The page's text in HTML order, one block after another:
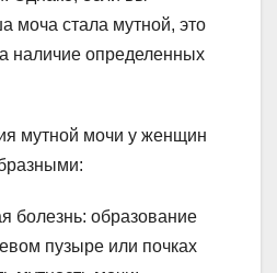
моча стала мутной, это
наличие определенных
мутной мочи у женщин
болезнь: образование
пузыре или почках